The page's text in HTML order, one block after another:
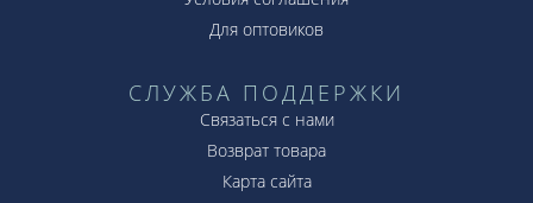
Для оптовиков
СЛУЖБА ПОДДЕРЖКИ
Связаться с нами
Возврат товара
Карта сайта